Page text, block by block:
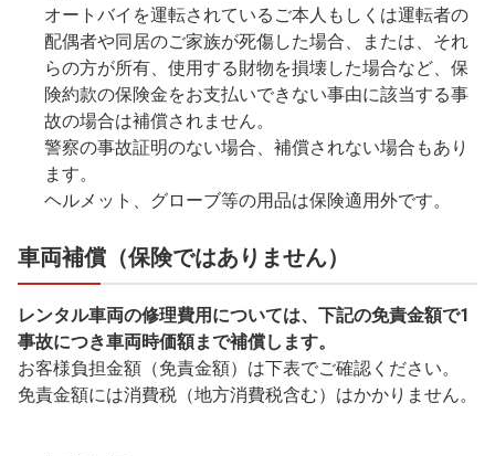
オートバイを運転されているご本人もしくは運転者の
配偶者や同居のご家族が死傷した場合、または、それ
らの方が所有、使用する財物を損壊した場合など、保
険約款の保険金をお支払いできない事由に該当する事
故の場合は補償されません。
警察の事故証明のない場合、補償されない場合もあり
ます。
ヘルメット、グローブ等の用品は保険適用外です。
車両補償（保険ではありません）
レンタル車両の修理費用については、下記の免責金額で1
事故につき車両時価額まで補償します。
お客様負担金額（免責金額）は下表でご確認ください。
免責金額には消費税（地方消費税含む）はかかりません。